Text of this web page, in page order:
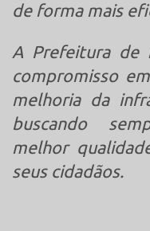
de forma mais
A Prefeitura de
compromisso
melhoria da
buscando
melhor
seus cidadãos.